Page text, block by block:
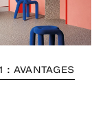
: AVANTAGES